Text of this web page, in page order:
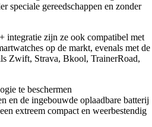
speciale gereedschappen en zonder
integratie zijn ze ook compatibel met
op de markt, evenals met de
Zwift, Strava, Bkool, TrainerRoad,
te beschermen
en de ingebouwde oplaadbare batterij
extreem compact en weerbestendig